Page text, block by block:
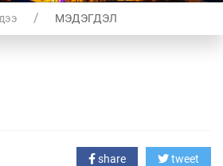
МЭДЭГДЭЛ
share tweet